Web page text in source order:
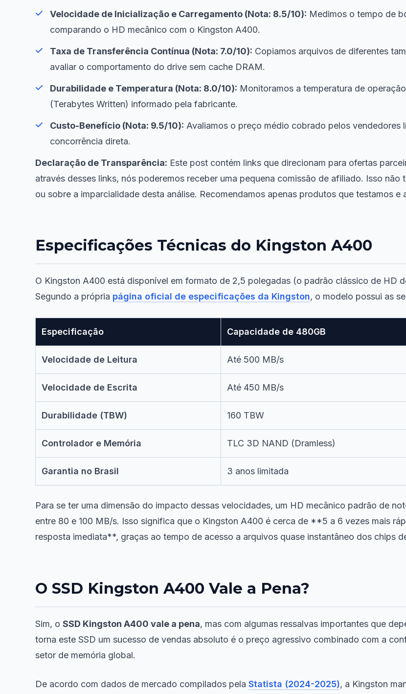
Velocidade de Inicialização e Carregamento (Nota: 8.5/10): Medimos o tempo de
comparando o HD mecânico com o Kingston A400.
Taxa de Transferência Contínua (Nota: 7.0/10): Copiamos arquivos de diferentes
avaliar o comportamento do drive sem cache DRAM.
Durabilidade e Temperatura (Nota: 8.0/10): Monitoramos a temperatura de
(Terabytes Written) informado pela fabricante.
Custo-Benefício (Nota: 9.5/10): Avaliamos o preço médio cobrado pelos
concorrência direta.
Declaração de Transparência: Este post contém links que direcionam para ofertas
através desses links, nós poderemos receber uma pequena comissão de afiliado. Isso
ou sobre a imparcialidade desta análise. Recomendamos apenas produtos que testamos e
Especificações Técnicas do Kingston A400
O Kingston A400 está disponível em formato de 2,5 polegadas (o padrão clássico de HD
Segundo a própria página oficial de especificações da Kingston, o modelo possui as
Especificação Capacidade de 480GB
Velocidade de Leitura Até 500 MB/s
Velocidade de Escrita Até 450 MB/s
Durabilidade (TBW) 160 TBW
Controlador e Memória TLC 3D NAND (Dramless)
Garantia no Brasil 3 anos limitada
Para se ter uma dimensão do impacto dessas velocidades, um HD mecânico padrão de
entre 80 e 100 MB/s. Isso significa que o Kingston A400 é cerca de **5 a 6 vezes mais
resposta imediata**, graças ao tempo de acesso a arquivos quase instantâneo dos chips
O SSD Kingston A400 Vale a Pena?
Sim, o SSD Kingston A400 vale a pena, mas com algumas ressalvas importantes que
torna este SSD um sucesso de vendas absoluto é o preço agressivo combinado com a
setor de memória global.
De acordo com dados de mercado compilados pela Statista (2024-2025), a Kingston